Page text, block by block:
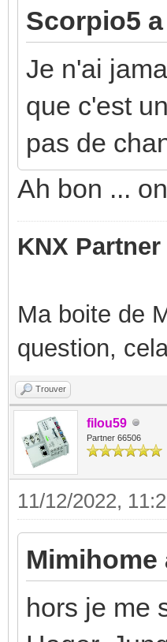
Scorpio5
Je n'ai
que c'est
pas de
Ah bon ...
KNX
Ma boite de
question,
Trouver
filou59
Partner 66506
11/12/2022,
Mimihome
hors je me